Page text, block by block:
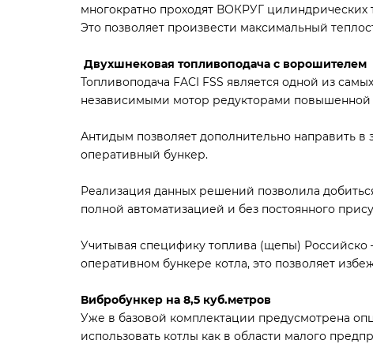
многократно проходят ВОКРУГ цилиндрических
Это позволяет произвести максимальный
Двухшнековая топливоподача с ворошителем
Топливоподача FACI FSS является одной из
независимыми мотор редукторами повышенной
Антидым позволяет дополнительно направить
оперативный бункер.
Реализация данных решений позволила
полной автоматизацией и без постоянного
Учитывая специфику топлива (щепы) Российско
оперативном бункере котла, это позволяет
Вибробункер на 8,5 куб.метров
Уже в базовой комплектации предусмотрена
использовать котлы как в области малого